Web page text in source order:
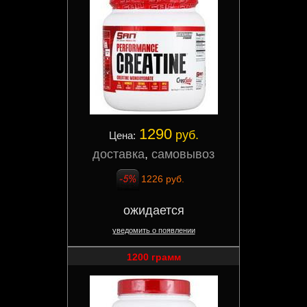
Цена: 1290руб.
доставка, самовывоз
1226 руб.
ожидается
уведомить о появлении
1200 грамм